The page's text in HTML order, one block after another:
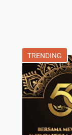
TRENDING